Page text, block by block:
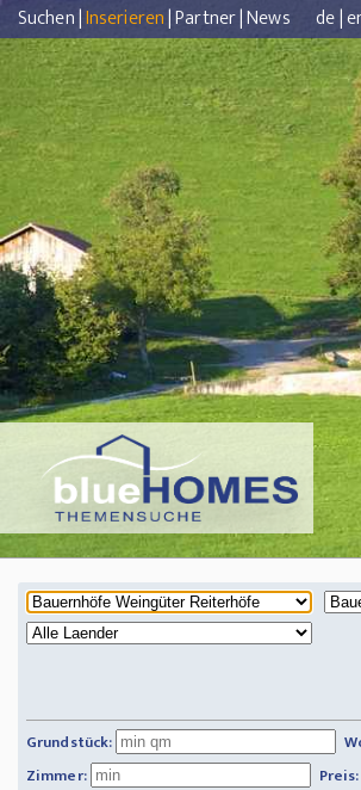
Suchen|Inserieren|Partner|News de|
Grundstück:
Zimmer:
Preis: